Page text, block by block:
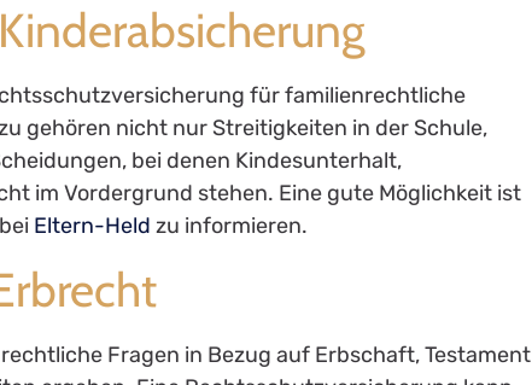
für familienrechtliche
gehören nicht nur Streitigkeiten in der Schule,
bei denen Kindesunterhalt,
im Vordergrund stehen. Eine gute Möglichkeit ist
Eltern-Held zu informieren.
Fragen in Bezug auf Erbschaft, Testament